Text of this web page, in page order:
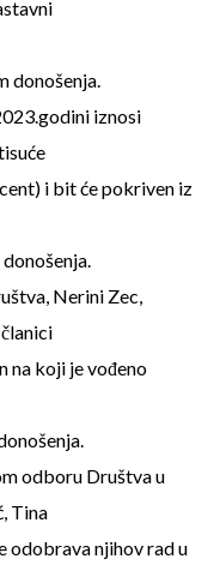
donošenja.
iznosi
i bit će pokriven iz
Nerini Zec,
na koji je vođeno
odboru Društva u
Tina
odobrava njihov rad u